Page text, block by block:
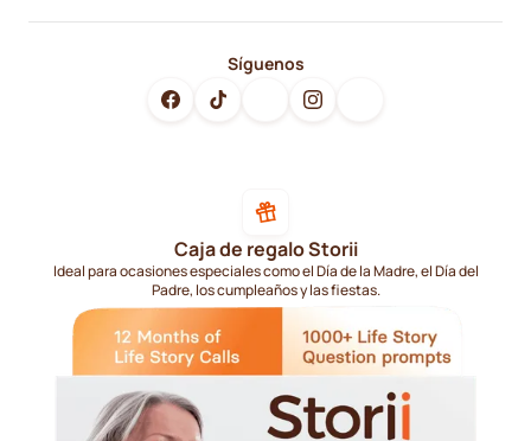
Síguenos
Caja de regalo Storii
Ideal para ocasiones especiales como el Día de la Madre, el Día del
Padre, los cumpleaños y las fiestas.